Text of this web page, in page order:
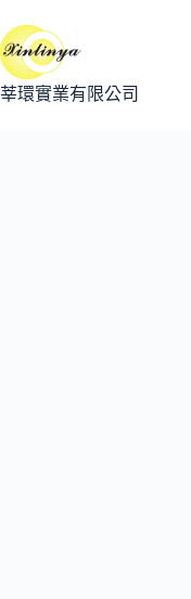
至
主
要
莘環實業有限公司